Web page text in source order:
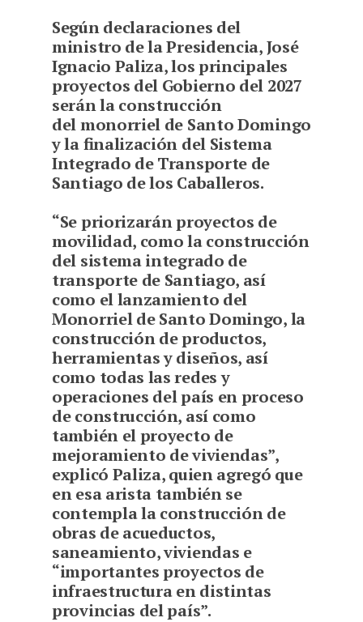
Según declaraciones del
ministro de la Presidencia, José
Ignacio Paliza, los principales
proyectos del Gobierno del 2027
serán la construcción
del monorriel de Santo Domingo
y la finalización del Sistema
Integrado de Transporte de
Santiago de los Caballeros.
“Se priorizarán proyectos de
movilidad, como la construcción
del sistema integrado de
transporte de Santiago, así
como el lanzamiento del
Monorriel de Santo Domingo, la
construcción de productos,
herramientas y diseños, así
como todas las redes y
operaciones del país en proceso
de construcción, así como
también el proyecto de
mejoramiento de viviendas”,
explicó Paliza, quien agregó que
en esa arista también se
contempla la construcción de
obras de acueductos,
saneamiento, viviendas e
“importantes proyectos de
infraestructura en distintas
provincias del país”.